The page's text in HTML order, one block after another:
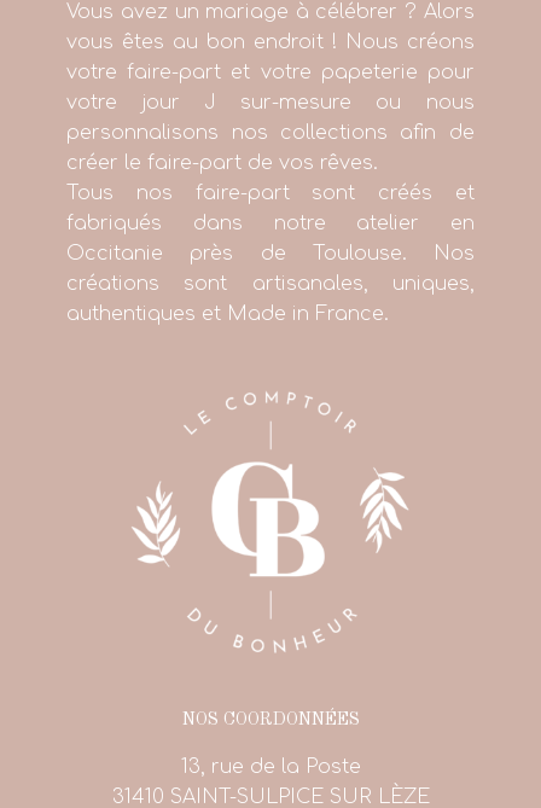
Vous avez un mariage à célébrer ? Alors
vous êtes au bon endroit ! Nous créons
votre faire-part et votre papeterie pour
votre jour J sur-mesure ou nous
personnalisons nos collections afin de
créer le faire-part de vos rêves.
Tous nos faire-part sont créés et
fabriqués dans notre atelier en
Occitanie près de Toulouse. Nos
créations sont artisanales, uniques,
authentiques et Made in France.
NOS COORDONNÉES
13, rue de la Poste
31410 SAINT-SULPICE SUR LÈZE